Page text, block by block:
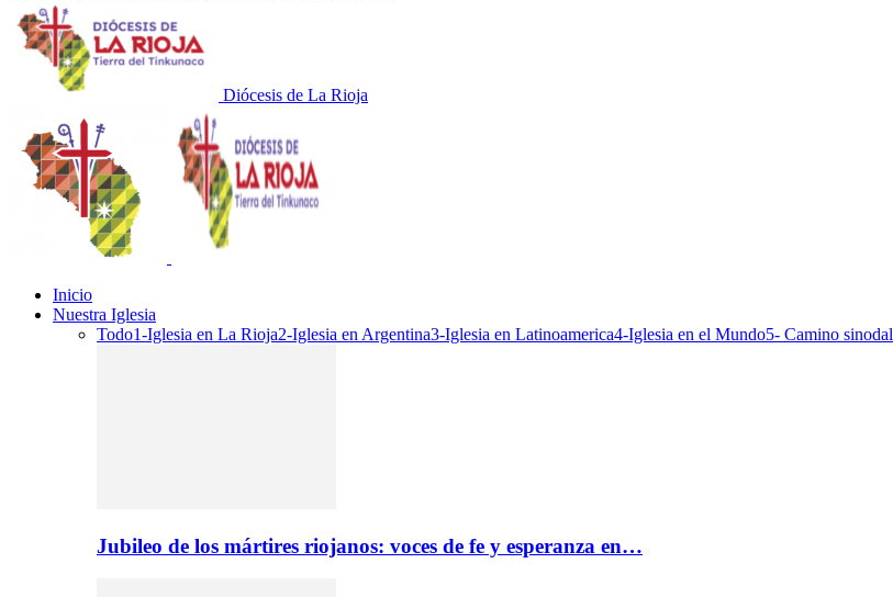
Diócesis de La Rioja
Inicio
Nuestra Iglesia
Todo1-Iglesia en La Rioja2-Iglesia en Argentina3-Iglesia en Latinoamerica4-Iglesia en el Mundo5- Camino sinodal
Jubileo de los mártires riojanos: voces de fe y esperanza en…